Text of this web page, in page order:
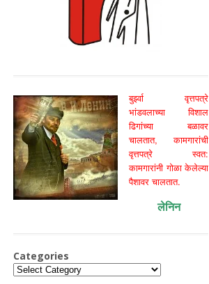
बुर्झ्वा वृत्तपत्रे
भांडवलाच्या विशाल
ढिगांच्या बळावर
चालतात, कामगारांची
वृत्तपत्रे स्वत:
कामगारांनी गोळा केलेल्या
पैशावर चालतात.
लेनिन
Categories
Categories